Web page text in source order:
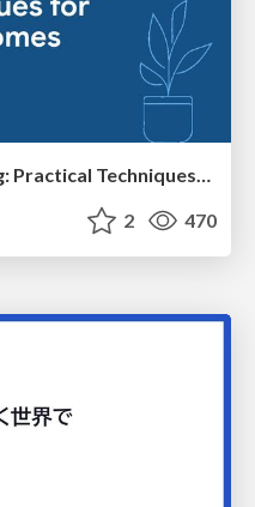
Gemini Prompt Engineering: Practical Techniques for Tangible AI Outcomes
2 470